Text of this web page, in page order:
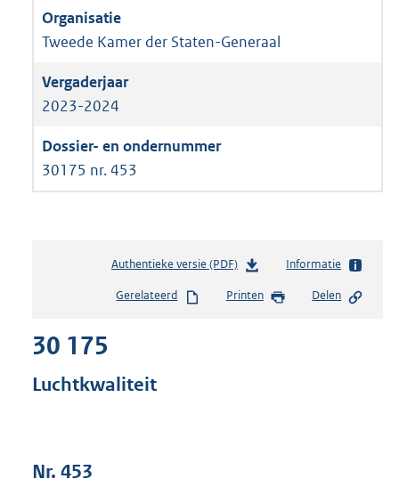
Tweede Kamer der Staten-Generaal
2023-2024
30175 nr. 453
Authentieke versie (PDF)b
s
Informatie
Gerelateerd Printen Delen
30 175
Luchtkwaliteit
Nr. 453